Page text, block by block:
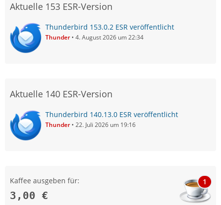
Aktuelle 153 ESR-Version
Thunderbird 153.0.2 ESR veröffentlicht
Thunder 4. August 2026 um 22:34
Aktuelle 140 ESR-Version
Thunderbird 140.13.0 ESR veröffentlicht
Thunder 22. Juli 2026 um 19:16
Kaffee ausgeben für:
3,00 €
1